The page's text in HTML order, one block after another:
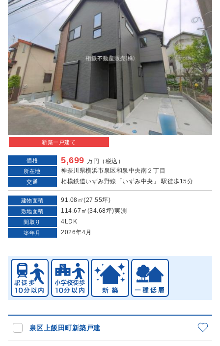
新築一戸建て
価格 5,699万円（税込）
所在地 神奈川県横浜市泉区和泉中央南２丁目
交通 相模鉄道いずみ野線「いずみ中央」 駅徒歩15分
建物面積 91.08㎡(27.55坪)
敷地面積 114.67㎡(34.68坪)実測
間取り 4LDK
築年月 2026年4月
泉区上飯田町新築戸建